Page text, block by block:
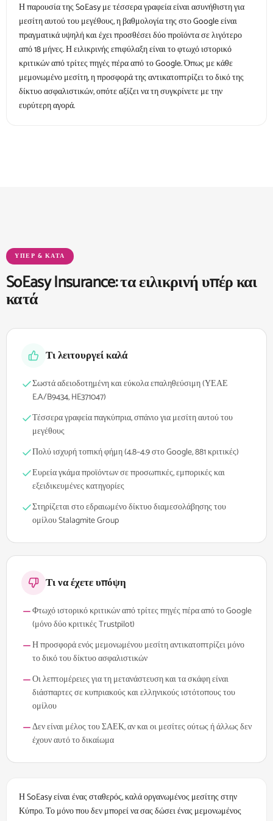
Η παρουσία της SoEasy με τέσσερα γραφεία είναι ασυνήθιστη για
μεσίτη αυτού του μεγέθους, η βαθμολογία της στο Google είναι
πραγματικά υψηλή και έχει προσθέσει δύο προϊόντα σε λιγότερο
από 18 μήνες. Η ειλικρινής επιφύλαξη είναι το φτωχό ιστορικό
κριτικών από τρίτες πηγές πέρα από το Google. Όπως με κάθε
μεμονωμένο μεσίτη, η προσφορά της αντικατοπτρίζει το δικό της
δίκτυο ασφαλιστικών, οπότε αξίζει να τη συγκρίνετε με την
ευρύτερη αγορά.
ΥΠΈΡ & ΚΑΤΆ
SoEasy Insurance: τα ειλικρινή υπέρ και
κατά
Τι λειτουργεί καλά
Σωστά αδειοδοτημένη και εύκολα επαληθεύσιμη (ΥΕΑΕ
E.A/B9434, HE371047)
Τέσσερα γραφεία παγκύπρια, σπάνιο για μεσίτη αυτού του
μεγέθους
Πολύ ισχυρή τοπική φήμη (4.8–4.9 στο Google, 881 κριτικές)
Ευρεία γκάμα προϊόντων σε προσωπικές, εμπορικές και
εξειδικευμένες κατηγορίες
Στηρίζεται στο εδραιωμένο δίκτυο διαμεσολάβησης του
ομίλου Stalagmite Group
Τι να έχετε υπόψη
Φτωχό ιστορικό κριτικών από τρίτες πηγές πέρα από το Google
(μόνο δύο κριτικές Trustpilot)
Η προσφορά ενός μεμονωμένου μεσίτη αντικατοπτρίζει μόνο
το δικό του δίκτυο ασφαλιστικών
Οι λεπτομέρειες για τη μετανάστευση και τα σκάφη είναι
διάσπαρτες σε κυπριακούς και ελληνικούς ιστότοπους του
ομίλου
Δεν είναι μέλος του ΣΑΕΚ, αν και οι μεσίτες ούτως ή άλλως δεν
έχουν αυτό το δικαίωμα
Η SoEasy είναι ένας σταθερός, καλά οργανωμένος μεσίτης στην
Κύπρο. Το μόνο που δεν μπορεί να σας δώσει ένας μεμονωμένος